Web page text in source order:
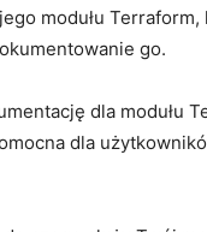
modułu
go.
dla modułu
dla